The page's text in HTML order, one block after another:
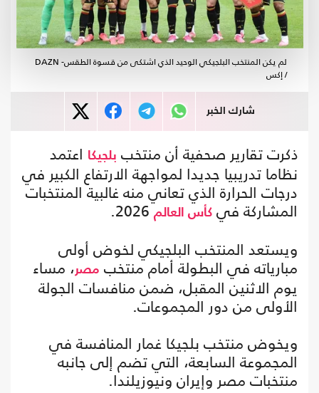
لم يكن المنتخب البلجيكي الوحيد الذي اشتكى من قسوة الطقس- DAZN
/ إكس
شارك الخبر
ذكرت تقارير صحفية أن منتخب بلجيكا اعتمد
نظاما تدريبيا جديدا لمواجهة الارتفاع الكبير في
درجات الحرارة الذي تعاني منه غالبية المنتخبات
المشاركة في كأس العالم2026.
ويستعد المنتخب البلجيكي لخوض أولى
مبارياته في البطولة أمام منتخب مصر ، مساء
يوم الاثنين المقبل، ضمن منافسات الجولة
الأولى من دور المجموعات.
ويخوض منتخب بلجيكا غمار المنافسة في
المجموعة السابعة، التي تضم إلى جانبه
منتخبات مصر وإيران ونيوزيلندا.